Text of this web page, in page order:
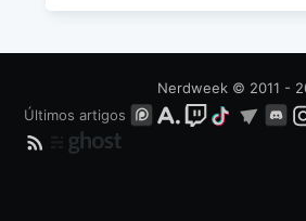
Nerdweek© 2011 -
Últimos artigos